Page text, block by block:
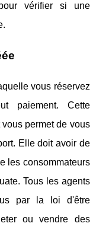
vérifier si une
vous réservez
paiement. Cette
permet de vous
Elle doit avoir de
les consommateurs
Tous les agents
par la loi d'être
ou vendre des